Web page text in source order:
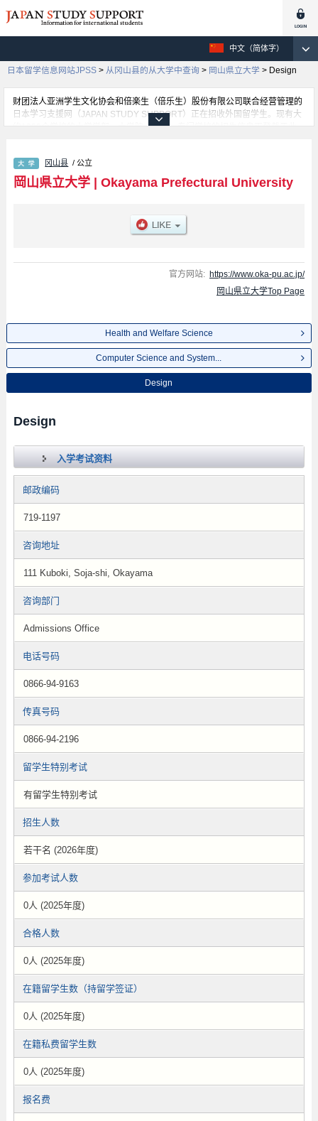
中文（简体字）
日本留学信息网站JPSS > 从冈山县的从大学中查询 > 岡山県立大学 > Design
财团法人亚洲学生文化协会和倍楽生（倍乐生）股份有限公司联合经营管理的
日本学习支援网（JAPAN STUDY SUPPORT）正在招收外国留学生。现有大
约1300个学校的大学学部、大学院、短大、专门学校的招生信息正登载于此
学部、Computer Science and Systems Engineering 学部、Design 学部等各
学部的不同信息。招收名额、合格人数等考试信息，以及设施介绍、联系方式
等外国留学生必要的信息都登载于此，请务必查阅和利用此网。
冈山县 / 公立
岡山県立大学| Okayama Prefectural University
官方网站: https://www.oka-pu.ac.jp/
岡山県立大学Top Page
Health and Welfare Science
Computer Science and System...
Design
Design
入学考试资料
邮政编码
719-1197
咨询地址
111 Kuboki, Soja-shi, Okayama
咨询部门
Admissions Office
电话号码
0866-94-9163
传真号码
0866-94-2196
留学生特别考试
有留学生特别考试
招生人数
若干名 (2026年度)
参加考试人数
0人 (2025年度)
合格人数
0人 (2025年度)
在籍留学生数（持留学签证）
0人 (2025年度)
在籍私费留学生数
0人 (2025年度)
报名费